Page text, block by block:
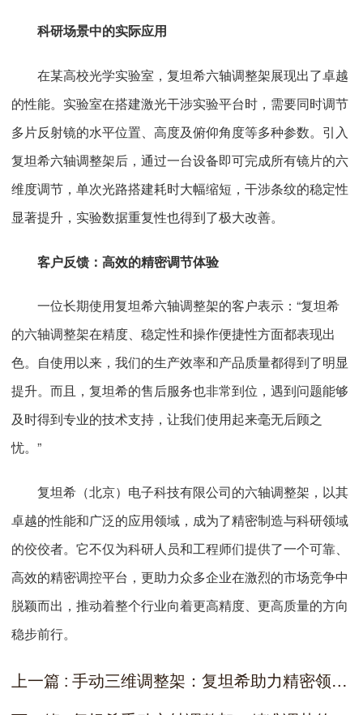
科研场景中的实际应用
在某高校光学实验室，复坦希六轴调整架展现出了卓越
的性能。实验室在搭建激光干涉实验平台时，需要同时调节
多片反射镜的水平位置、高度及俯仰角度等多种参数。引入
复坦希六轴调整架后，通过一台设备即可完成所有镜片的六
维度调节，单次光路搭建耗时大幅缩短，干涉条纹的稳定性
显著提升，实验数据重复性也得到了极大改善。
客户反馈：高效的精密调节体验
一位长期使用复坦希六轴调整架的客户表示：“复坦希
的六轴调整架在精度、稳定性和操作便捷性方面都表现出
色。自使用以来，我们的生产效率和产品质量都得到了明显
提升。而且，复坦希的售后服务也非常到位，遇到问题能够
及时得到专业的技术支持，让我们使用起来毫无后顾之
忧。”
复坦希（北京）电子科技有限公司的六轴调整架，以其
卓越的性能和广泛的应用领域，成为了精密制造与科研领域
的佼佼者。它不仅为科研人员和工程师们提供了一个可靠、
高效的精密调控平台，更助力众多企业在激烈的市场竞争中
脱颖而出，推动着整个行业向着更高精度、更高质量的方向
稳步前行。
上一篇 : 手动三维调整架：复坦希助力精密领域精准作业